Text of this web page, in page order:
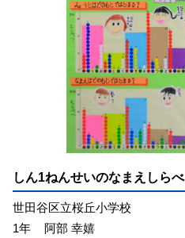
しん1ねんせいのなまえしらべ
世田谷区立桜丘小学校
1年
阿部 幸嬉